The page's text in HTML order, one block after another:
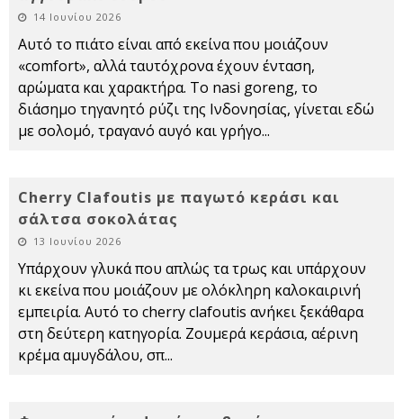
14 Ιουνίου 2026
Αυτό το πιάτο είναι από εκείνα που μοιάζουν
«comfort», αλλά ταυτόχρονα έχουν ένταση,
αρώματα και χαρακτήρα. Το nasi goreng, το
διάσημο τηγανητό ρύζι της Ινδονησίας, γίνεται εδώ
με σολομό, τραγανό αυγό και γρήγο...
Cherry Clafoutis με παγωτό κεράσι και
σάλτσα σοκολάτας
13 Ιουνίου 2026
Υπάρχουν γλυκά που απλώς τα τρως και υπάρχουν
κι εκείνα που μοιάζουν με ολόκληρη καλοκαιρινή
εμπειρία. Αυτό το cherry clafoutis ανήκει ξεκάθαρα
στη δεύτερη κατηγορία. Ζουμερά κεράσια, αέρινη
κρέμα αμυγδάλου, σπ...